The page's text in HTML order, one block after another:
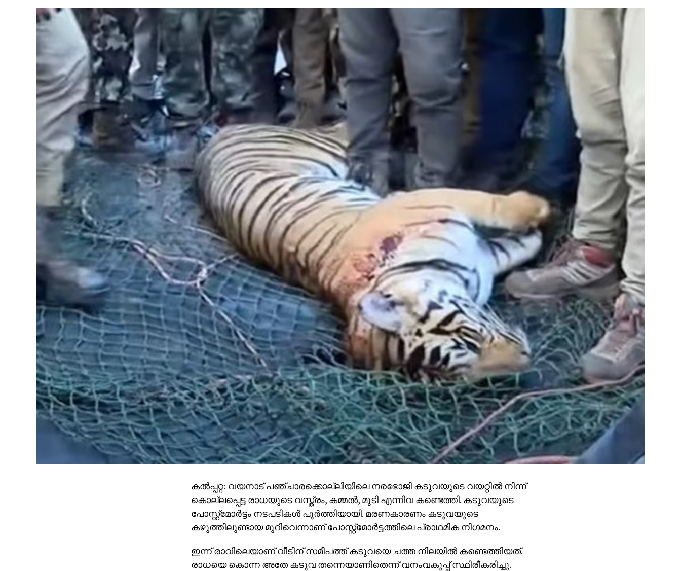
കൽപ്പറ്റ: വയനാട് പഞ്ചാരക്കൊല്ലിയിലെ നരഭോജി കടുവയുടെ വയറ്റില്‍ നിന്ന്
കൊല്ലപ്പെട്ട രാധയുടെ വസ്ത്രം, കമ്മല്‍, മുടി എന്നിവ കണ്ടെത്തി. കടുവയുടെ
പോസ്റ്റ്‌മോര്‍ട്ടം നടപടികള്‍ പൂര്‍ത്തിയായി. മരണകാരണം കടുവയുടെ
കഴുത്തിലുണ്ടായ മുറിവെന്നാണ് പോസ്റ്റ്‌മോര്‍ട്ടത്തിലെ പ്രാഥമിക നിഗമനം.
ഇന്ന് രാവിലെയാണ് വീടിന് സമീപത്ത് കടുവയെ ചത്ത നിലയില്‍ കണ്ടെത്തിയത്.
രാധയെ കൊന്ന അതേ കടുവ തന്നെയാണിതെന്ന് വനംവകുപ്പ് സ്ഥിരീകരിച്ചു.